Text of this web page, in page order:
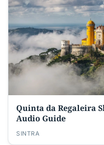
Quinta da Regaleira
Audio Guide
SINTRA